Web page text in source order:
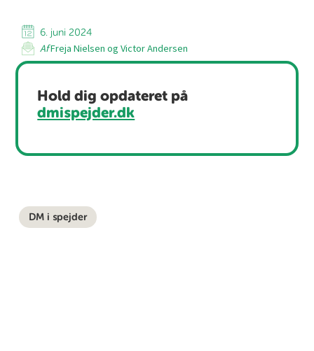
6. juni 2024
AfFreja Nielsen og Victor Andersen
Hold dig opdateret på
dmispejder.dk
DM i spejder